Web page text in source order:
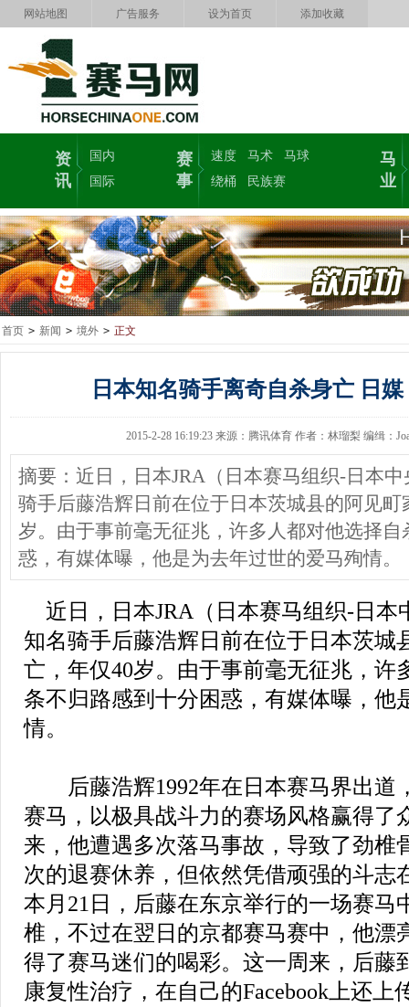
网站地图 广告服务 设为首页 添加收藏
资
讯
国内
国际
赛
事
速度 马术
马球
绕桶
民族赛
马
业
首页 > 新闻 > 境外 > 正文
日本知名骑手离奇自杀身亡 日
2015-2-28 16:19:23 来源：腾讯体育 作者：林瑠梨 编缉：
摘要：近日，日本JRA（日本赛马组织-日本
骑手后藤浩辉日前在位于日本茨城县的阿见町
岁。由于事前毫无征兆，许多人都对他选择
惑，有媒体曝，他是为去年过世的爱马殉情。
近日
，日本JRA（日本赛马组织-日
知名骑手后藤浩辉日前在位于日本茨城
亡，年仅40岁。由于事前毫无征兆，许
条不归路感到十分困惑，有媒体曝，他
情。
后藤浩辉1992年在日本赛马界出道
赛马，以极具战斗力的赛场风格赢得了
来，他遭遇多次落马事故，导致了劲椎
次的退赛休养，但依然凭借顽强的斗志
本月21日，后藤在东京举行的一场赛马
椎，不过在翌日的京都赛马赛中，他漂
得了赛马迷们的喝彩。这一周来，后藤
康复性治疗，在自己的Facebook上还上